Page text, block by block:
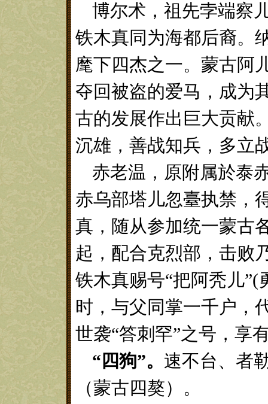
博尔术 ， 祖先孛端察
铁木真同为海都后裔。
麾下四杰之一。蒙古阿
夺回被盗的爱马，成为
古的发展作出巨大贡献
沉雄，善战知兵，多立
赤老温 ， 原附属於泰
赤乌部塔儿忽臺执禁，
真，随从参加统一蒙古
起，配合克烈部，击败
铁木真赐号“把阿秃儿”(
时，与父同掌一千户，
世袭“答刺罕”之号，享
“四狗”。 速不台、者
（蒙古四獒）
。